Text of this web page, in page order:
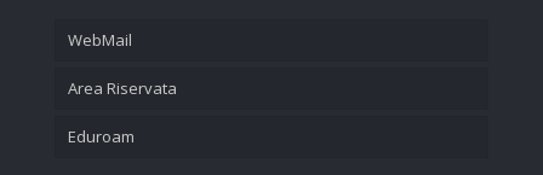
WebMail
Area Riservata
Eduroam